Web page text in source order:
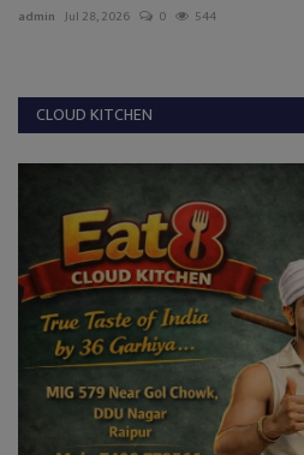
admin Jul 28, 2026 0 544
CLOUD KITCHEN